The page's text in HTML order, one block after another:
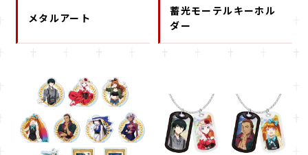
メタルアート
蓄光モーテルキーホル
ダー